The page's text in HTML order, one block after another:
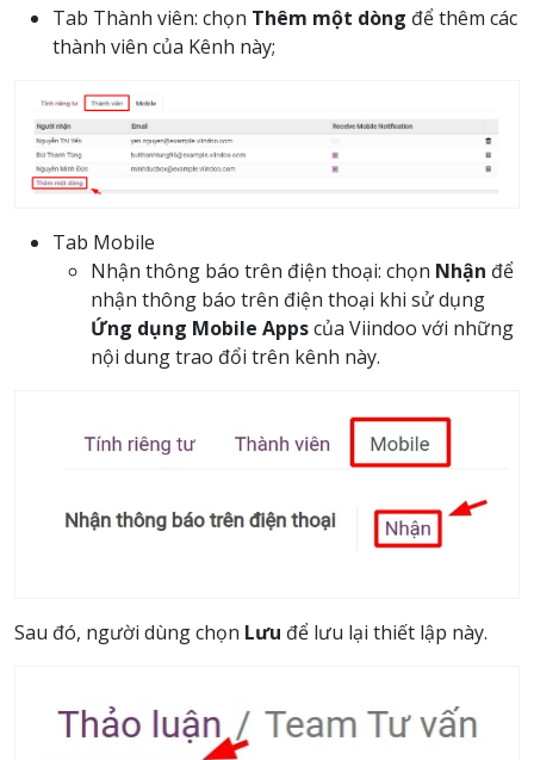
Tab Thành viên: chọn Thêm một dòng để thêm các
thành viên của Kênh này;
Tab Mobile
Nhận thông báo trên điện thoại: chọn Nhận để
nhận thông báo trên điện thoại khi sử dụng
Ứng dụng Mobile Appscủa Viindoo với những
nội dung trao đổi trên kênh này.
Sau đó, người dùng chọn Lưu để lưu lại thiết lập này.